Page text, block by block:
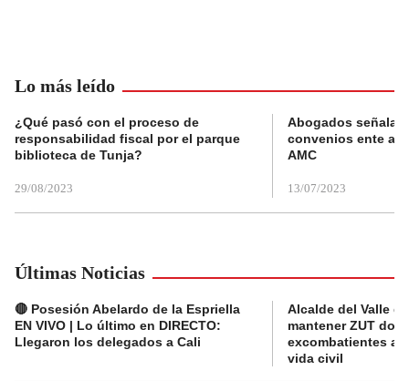
Lo más leído
¿Qué pasó con el proceso de
responsabilidad fiscal por el parque
biblioteca de Tunja?
29/08/2023
Abogados
convenios ente
AMC
13/07/2023
Últimas Noticias
🔴 Posesión Abelardo de la Espriella
EN VIVO | Lo último en DIRECTO:
Llegaron los delegados a Cali
Alcalde del Valle
mantener ZUT
excombatientes
vida civil